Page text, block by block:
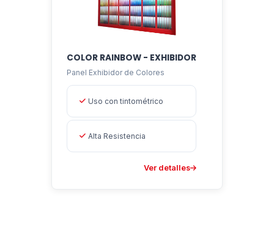
COLOR RAINBOW - EXHIBIDOR
Panel Exhibidor de Colores
Uso con tintométrico
Alta Resistencia
Ver detalles